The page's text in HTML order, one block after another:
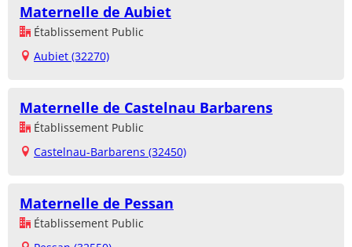
Maternelle de Aubiet
Établissement Public
Aubiet (32270)
Maternelle de Castelnau Barbarens
Établissement Public
Castelnau-Barbarens (32450)
Maternelle de Pessan
Établissement Public